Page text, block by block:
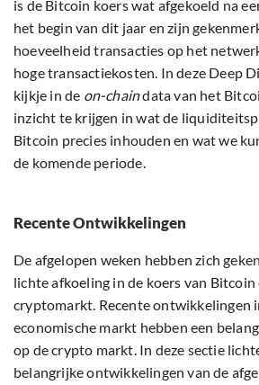
is de Bitcoin koers wat afgekoeld na
het begin van dit jaar en zijn
hoeveelheid transacties op het
hoge transactiekosten. In deze Deep
kijkje in de on-chaindata van het
inzicht te krijgen in wat de
Bitcoin precies inhouden en wat we
de komende periode.
Recente Ontwikkelingen
De afgelopen weken hebben zich
lichte afkoeling in de koers van Bitcoin
cryptomarkt. Recente ontwikkelingen
economische markt hebben een
op de crypto markt. In deze sectie
belangrijke ontwikkelingen van de